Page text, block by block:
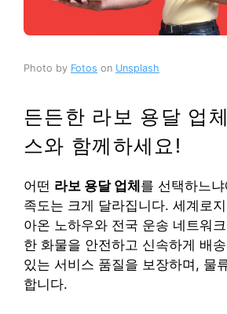
Photo by Fotos on Unsplash
든든한 라보 용달 업
스와 함께하세요!
어떤 라보 용달 업체 를 선택하느
족도는 크게 달라집니다. 세계로
아온 노하우와 전국 운송 네트워
한 화물을 안전하고 신속하게 배
있는 서비스 품질을 보장하며, 물
합니다.